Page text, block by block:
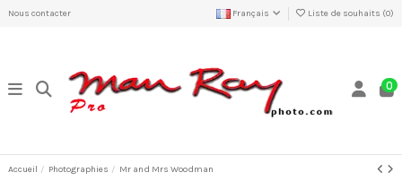
Nous contacter Français Liste de souhaits (0)
0
Accueil Photographies Mr and Mrs Woodman